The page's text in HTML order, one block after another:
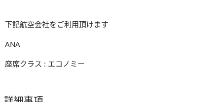
下記航空会社をご利用頂けます
ANA
座席クラス : エコノミー